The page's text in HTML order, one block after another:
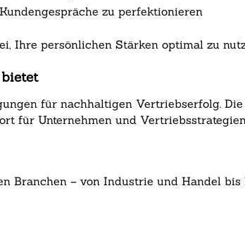
zu perfektionieren
Ihre persönlichen Stärken optimal zu
für nachhaltigen Vertriebserfolg.
für Unternehmen und
Branchen – von Industrie und Handel